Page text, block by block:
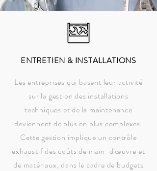
ENTRETIEN & INSTALLATIONS
Les entreprises qui basent leur activité
sur la gestion des installations
techniques et de la maintenance
deviennent de plus en plus complexes.
Cette gestion implique un contrôle
exhaustif des coûts de main-d'œuvre et
de matériaux, dans le cadre de budgets